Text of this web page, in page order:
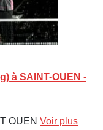
à SAINT-OUEN -
OUEN Voir plus